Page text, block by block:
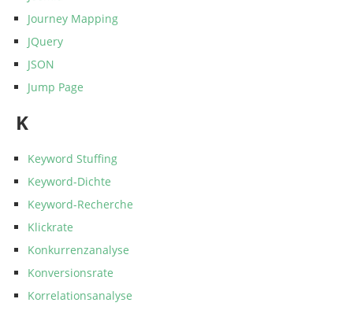
Journey Mapping
JQuery
JSON
Jump Page
K
Keyword Stuffing
Keyword-Dichte
Keyword-Recherche
Klickrate
Konkurrenzanalyse
Konversionsrate
Korrelationsanalyse